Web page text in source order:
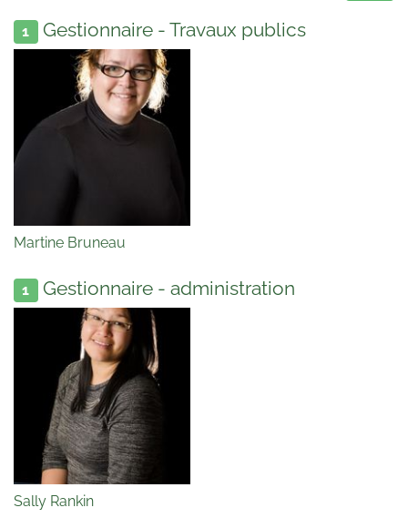
1 Gestionnaire - Travaux publics
Martine Bruneau
1 Gestionnaire - administration
Sally Rankin